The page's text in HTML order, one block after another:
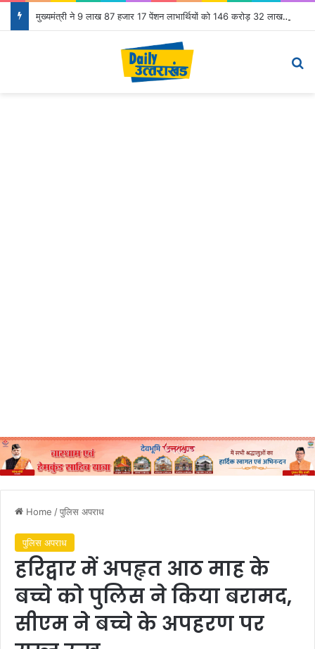
मुख्यमंत्री ने 9 लाख 87 हजार 17 पेंशन लाभार्थियों को 146 करोड़ 32 लाख की पेंशन राशि का किया भुगतान
Home /पुलिस अपराध
पुलिस अपराध
हरिद्वार में अपहृत आठ माह के
बच्चे को पुलिस ने किया बरामद,
सीएम ने बच्चे के अपहरण पर